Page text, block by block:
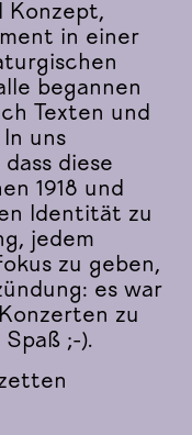
Konzept,
in einer
begannen
Texten und
uns
diese
1918 und
Identität zu
jedem
zu geben,
es war
zu
;-).